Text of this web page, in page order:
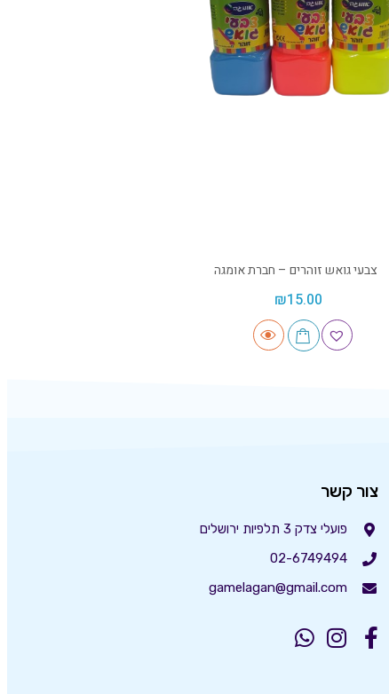
צבעי גואש זוהרים – חברת אומגה
₪15.00
צור קשר
פועלי צדק 3 תלפיות ירושלים
02-6749494
gamelagan@gmail.com